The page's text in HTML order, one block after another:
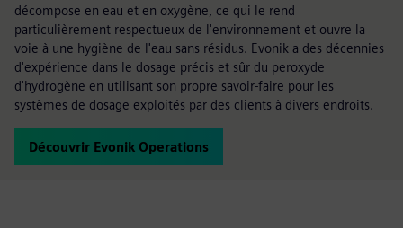
décompose en eau et en oxygène, ce qui le rend
particulièrement respectueux de l'environnement et ouvre la
voie à une hygiène de l'eau sans résidus. Evonik a des décennies
d'expérience dans le dosage précis et sûr du peroxyde
d'hydrogène en utilisant son propre savoir-faire pour les
systèmes de dosage exploités par des clients à divers endroits.
Découvrir Evonik Operations